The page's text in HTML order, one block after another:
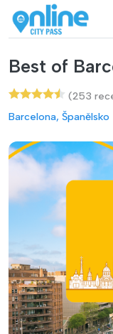
Best of
(253
Barcelona, Španělsko